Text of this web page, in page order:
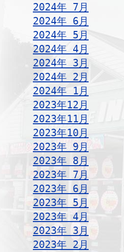
2024年 7月
2024年 6月
2024年 5月
2024年 4月
2024年 3月
2024年 2月
2024年 1月
2023年12月
2023年11月
2023年10月
2023年 9月
2023年 8月
2023年 7月
2023年 6月
2023年 5月
2023年 4月
2023年 3月
2023年 2月